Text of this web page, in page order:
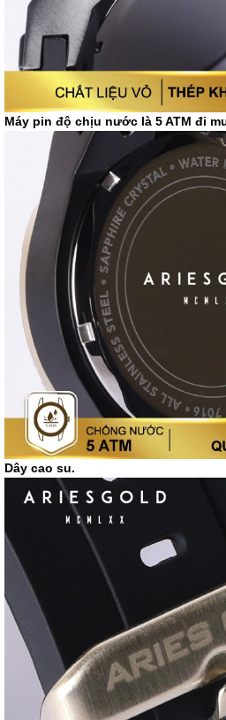
Máy pin độ chịu nước là 5 ATM đi
Dây cao su.